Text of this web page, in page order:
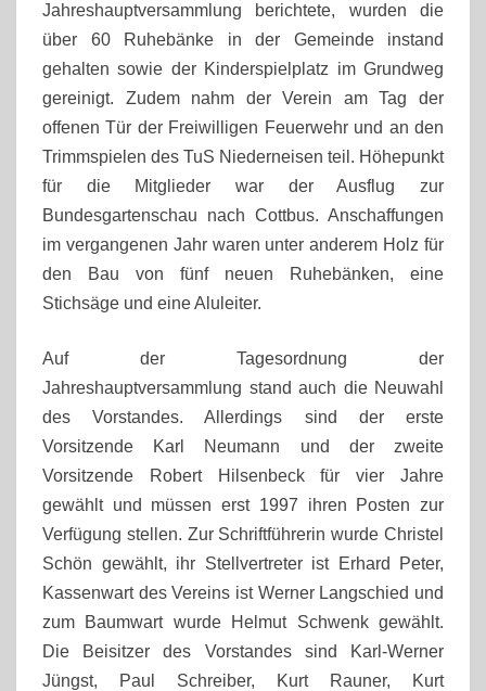
Jahreshauptversammlung berichtete, wurden die
über 60 Ruhebänke in der Gemeinde instand
gehalten sowie der Kinderspielplatz im Grundweg
gereinigt. Zudem nahm der Verein am Tag der
offenen Tür der Freiwilligen Feuerwehr und an den
Trimmspielen des TuS Niederneisen teil. Höhepunkt
für die Mitglieder war der Ausflug zur
Bundesgartenschau nach Cottbus. Anschaffungen
im vergangenen Jahr waren unter anderem Holz für
den Bau von fünf neuen Ruhebänken, eine
Stichsäge und eine Aluleiter.
Auf der Tagesordnung der
Jahreshauptversammlung stand auch die Neuwahl
des Vorstandes. Allerdings sind der erste
Vorsitzende Karl Neumann und der zweite
Vorsitzende Robert Hilsenbeck für vier Jahre
gewählt und müssen erst 1997 ihren Posten zur
Verfügung stellen. Zur Schriftführerin wurde Christel
Schön gewählt, ihr Stellvertreter ist Erhard Peter,
Kassenwart des Vereins ist Werner Langschied und
zum Baumwart wurde Helmut Schwenk gewählt.
Die Beisitzer des Vorstandes sind Karl-Werner
Jüngst, Paul Schreiber, Kurt Rauner, Kurt